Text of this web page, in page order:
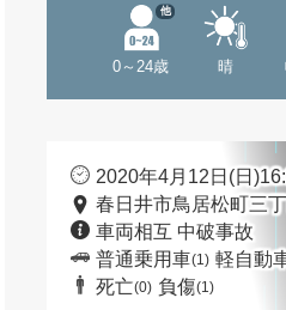
0～24歳
他
晴
2020年4月12日(日
春日井市鳥居松町三
車両相互 中破事故
普通乗用車(1) 軽自動
死亡(0) 負傷(1)